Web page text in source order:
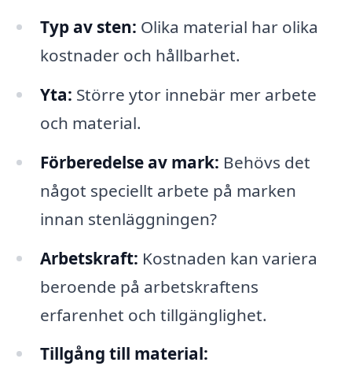
Typ av sten: Olika material har olika
kostnader och hållbarhet.
Yta: Större ytor innebär mer arbete
och material.
Förberedelse av mark: Behövs det
något speciellt arbete på marken
innan stenläggningen?
Arbetskraft: Kostnaden kan variera
beroende på arbetskraftens
erfarenhet och tillgänglighet.
Tillgång till material: